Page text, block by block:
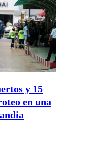
y 15
en una